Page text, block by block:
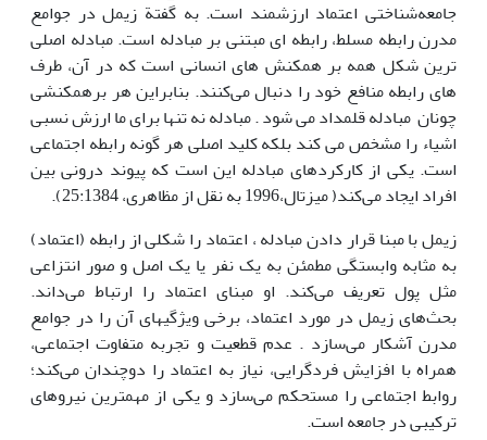
جامعه‌شناختی اعتماد ارزشمند است. به گفتة زیمل در جوامع
مدرن رابطه مسلط، رابطه ای مبتنی بر مبادله است. مبادله اصلی
ترین شکل همه بر همکنش های انسانی است که در آن، طرف
های رابطه منافع خود را دنبال می‌کنند. بنابراین هر برهمکنشی
چونان مبادله قلمداد می شود . مبادله نه تنها برای ما ارزش نسبی
اشیاء را مشخص می کند بلکه کلید اصلی هر گونه رابطه اجتماعی
است. یکی از کارکردهای مبادله این است که پیوند درونی بین
افراد ایجاد می‌کند( میزتال،1996 به نقل از مظاهری، 25:1384).
زیمل با مبنا قرار دادن مبادله ، اعتماد را شکلی از رابطه (اعتماد)
به مثابه وابستگی مطمئن به یک نفر یا یک اصل و صور انتزاعی
مثل پول تعریف می‌کند. او مبنای اعتماد را ارتباط می‌داند.
بحث‌های زیمل در مورد اعتماد، برخی ویژگیهای آن را در جوامع
مدرن آشکار می‌سازد . عدم قطعیت و تجربه متفاوت اجتماعی،
همراه با افزایش فردگرایی، نیاز به اعتماد را دوچندان می‌کند؛
روابط اجتماعی را مستحکم می‌سازد و یکی از مهمترین نیروهای
ترکیبی در جامعه است.